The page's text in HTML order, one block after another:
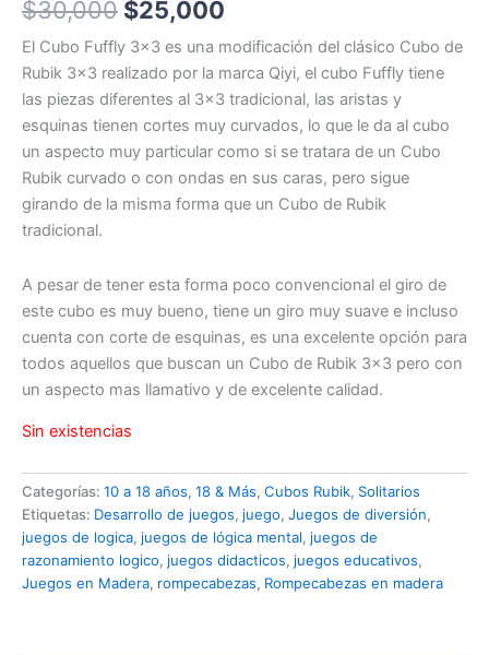
$30,000 $25,000
El Cubo Fuffly 3×3 es una modificación del clásico Cubo de
Rubik 3×3 realizado por la marca Qiyi, el cubo Fuffly tiene
las piezas diferentes al 3×3 tradicional, las aristas y
esquinas tienen cortes muy curvados, lo que le da al cubo
un aspecto muy particular como si se tratara de un Cubo
Rubik curvado o con ondas en sus caras, pero sigue
girando de la misma forma que un Cubo de Rubik
tradicional.
A pesar de tener esta forma poco convencional el giro de
este cubo es muy bueno, tiene un giro muy suave e incluso
cuenta con corte de esquinas, es una excelente opción para
todos aquellos que buscan un Cubo de Rubik 3×3 pero con
un aspecto mas llamativo y de excelente calidad.
Sin existencias
Categorías: 10 a 18 años, 18 & Más, Cubos Rubik, Solitarios
Etiquetas: Desarrollo de juegos, juego, Juegos de diversión,
juegos de logica, juegos de lógica mental, juegos de
razonamiento logico, juegos didacticos, juegos educativos,
Juegos en Madera, rompecabezas, Rompecabezas en madera